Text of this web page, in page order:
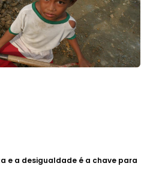
e a desigualdade é a chave para